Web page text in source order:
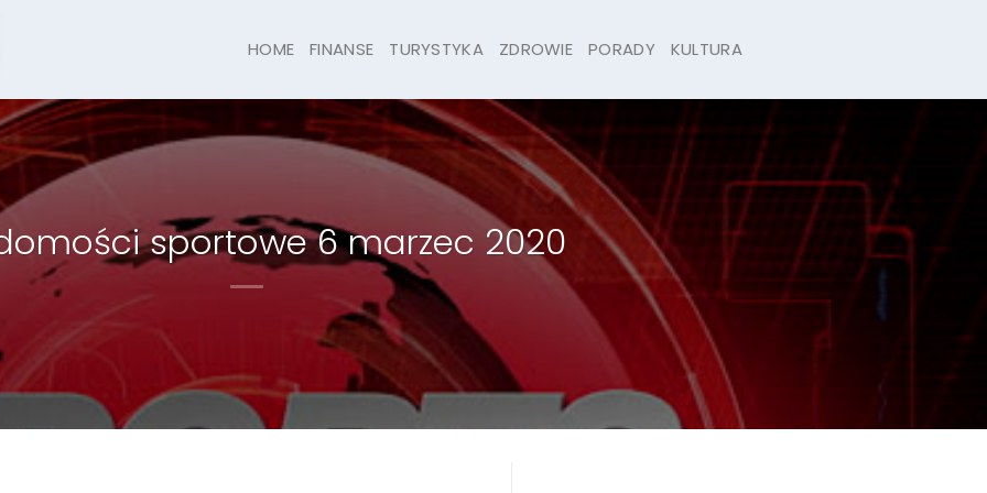
HOME FINANSE TURYSTYKA ZDROWIE PORADY KULTURA
sportowe 6 marzec 2020